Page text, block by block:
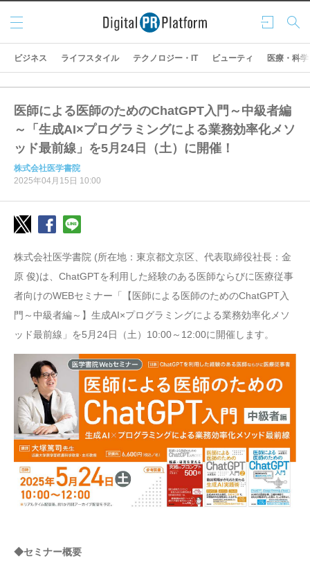
ログ
イン
検索
メニ
ュー
ビジネス ライフスタイル テクノロジー・IT ビューティ 医療・科学
医師による医師のためのChatGPT入門～中級者編
～「生成AI×プログラミングによる業務効率化メソ
ッド最前線」を5月24日（土）に開催！
株式会社医学書院
2025年04月15日 10:00
株式会社医学書院 (所在地：東京都文京区、代表取締役社長：金
原 俊)は、ChatGPTを利用した経験のある医師ならびに医療従事
者向けのWEBセミナー「【医師による医師のためのChatGPT入
門～中級者編～】生成AI×プログラミングによる業務効率化メソ
ッド最前線」を5月24日（土）10:00～12:00に開催します。
◆セミナー概要